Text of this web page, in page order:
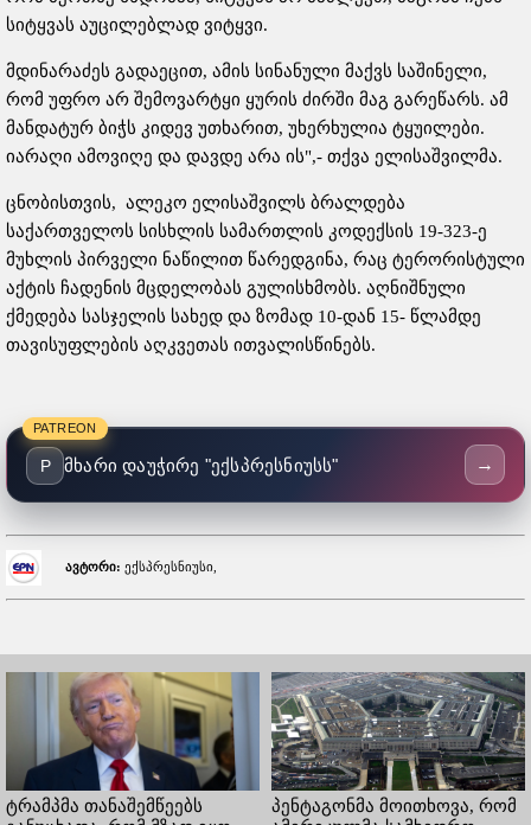
სიტყვას აუცილებლად ვიტყვი.
მდინარაძეს გადაეცით, ამის სინანული მაქვს საშინელი,
რომ უფრო არ შემოვარტყი ყურის ძირში მაგ გარეწარს. ამ
მანდატურ ბიჭს კიდევ უთხარით, უხერხულია ტყუილები.
იარაღი ამოვიღე და დავდე არა ის",- თქვა ელისაშვილმა.
ცნობისთვის, ალეკო ელისაშვილს ბრალდება
საქართველოს სისხლის სამართლის კოდექსის 19-323-ე
მუხლის პირველი ნაწილით წარედგინა, რაც ტერორისტული
აქტის ჩადენის მცდელობას გულისხმობს. აღნიშნული
ქმედება სასჯელის სახედ და ზომად 10-დან 15- წლამდე
თავისუფლების აღკვეთას ითვალისწინებს.
PATREON
P მხარი დაუჭირე "ექსპრესნიუსს" →
ავტორი: ექსპრესნიუსი,
ტრამპმა თანაშემწეებს
პენტაგონმა მოითხოვა, რომ